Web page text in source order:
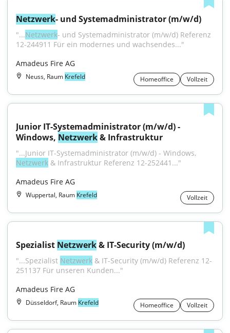
Netzwerk- und Systemadministrator (m/w/d)
"...Netzwerk- und Systemadministrator (m/w/d) Referenz
12-244911 Für ein modernes und wachsendes..."
Amadeus Fire AG
Neuss, Raum Krefeld Homeoffice Vollzeit
Junior IT-Systemadministrator (m/w/d) -
Windows, Netzwerk & Infrastruktur
Netzwerk & Infrastruktur Referenz 12-252441..."
Amadeus Fire AG
Wuppertal, Raum Krefeld Vollzeit
Spezialist Netzwerk & IT-Security (m/w/d)
"...Spezialist Netzwerk & IT-Security (m/w/d) Referenz 12-
251137 Für unseren Kunden..."
Amadeus Fire AG
Düsseldorf, Raum Krefeld Homeoffice Vollzeit